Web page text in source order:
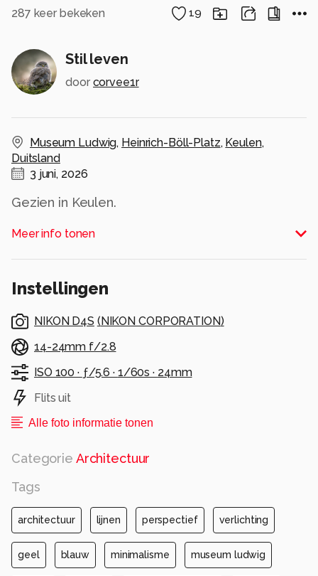
287 keer bekeken 19
Stil leven
door corvee1r
Museum Ludwig, Heinrich-Böll-Platz, Keulen,
Duitsland
3 juni, 2026
Gezien in Keulen.
Groot zien.
Meer info tonen
Instellingen
NIKON D4S (NIKON CORPORATION)
14-24mm f/2.8
ISO 100 · ƒ/5.6 · 1/60s · 24mm
Flits uit
Alle foto informatie tonen
Categorie Architectuur
Tags
architectuur lijnen perspectief verlichting
geel blauw minimalisme museum ludwig